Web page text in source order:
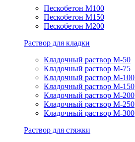
Пескобетон М100
Пескобетон М150
Пескобетон М200
Раствор для кладки
Кладочный раствор М-50
Кладочный раствор М-75
Кладочный раствор М-100
Кладочный раствор М-150
Кладочный раствор М-200
Кладочный раствор М-250
Кладочный раствор М-300
Раствор для стяжки